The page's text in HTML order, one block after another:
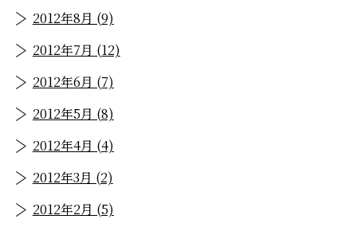
2012年8月 (9)
2012年7月 (12)
2012年6月 (7)
2012年5月 (8)
2012年4月 (4)
2012年3月 (2)
2012年2月 (5)